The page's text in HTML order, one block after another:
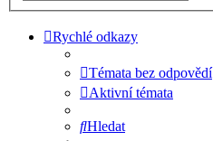
Rychlé odkazy
Témata bez odpovědí
Aktivní témata
Hledat